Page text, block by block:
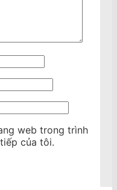
web trong trình
của tôi.